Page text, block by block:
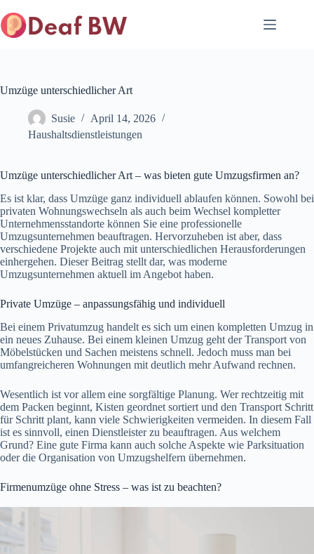
Inhalt
springen
Umzüge unterschiedlicher Art
Susie
April 14, 2026
Haushaltsdienstleistungen
Umzüge unterschiedlicher Art – was bieten gute Umzugsfirmen an?
Es ist klar, dass Umzüge ganz individuell ablaufen können. Sowohl bei
privaten Wohnungswechseln als auch beim Wechsel kompletter
Unternehmensstandorte können Sie eine professionelle
Umzugsunternehmen beauftragen. Hervorzuheben ist aber, dass
verschiedene Projekte auch mit unterschiedlichen Herausforderungen
einhergehen. Dieser Beitrag stellt dar, was moderne
Umzugsunternehmen aktuell im Angebot haben.
Private Umzüge – anpassungsfähig und individuell
Bei einem Privatumzug handelt es sich um einen kompletten Umzug in
ein neues Zuhause. Bei einem kleinen Umzug geht der Transport von
Möbelstücken und Sachen meistens schnell. Jedoch muss man bei
umfangreicheren Wohnungen mit deutlich mehr Aufwand rechnen.
Wesentlich ist vor allem eine sorgfältige Planung. Wer rechtzeitig mit
dem Packen beginnt, Kisten geordnet sortiert und den Transport Schritt
für Schritt plant, kann viele Schwierigkeiten vermeiden. In diesem Fall
ist es sinnvoll, einen Dienstleister zu beauftragen. Aus welchem
Grund? Eine gute Firma kann auch solche Aspekte wie Parksituation
oder die Organisation von Umzugshelfern übernehmen.
Firmenumzüge ohne Stress – was ist zu beachten?